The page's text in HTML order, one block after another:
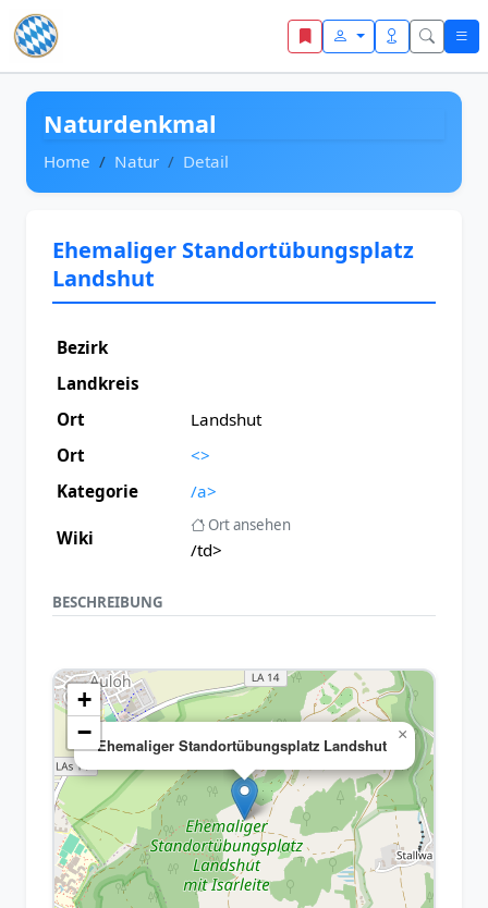
Zum Inhalt springen
Naturdenkmal
Home Natur Detail
Ehemaliger Standortübungsplatz
Landshut
Bezirk
Landkreis
Ort
Landshut
Ort
<>
Kategorie
/a>
Wiki
Ort ansehen
/td>
BESCHREIBUNG
Ehemaliger Standortübungsplatz Landshut
×
+
−